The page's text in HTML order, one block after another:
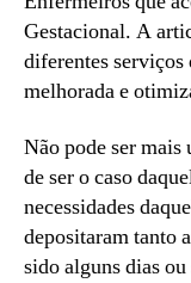
Gestacional. A
diferentes serviços
melhorada e
Não pode ser mais
de ser o caso
necessidades
depositaram tanto
sido alguns dias ou